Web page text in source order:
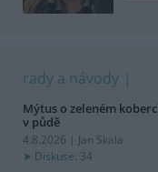
rady a návody
Mýtus o zeleném
v půdě
4.8.2026 | Jan Skala
Diskuse: 34